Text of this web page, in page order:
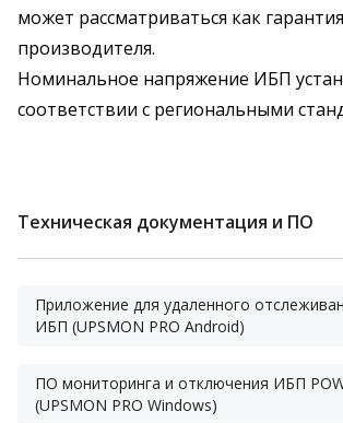
может рассматриваться как гарантия
производителя.
Номинальное напряжение ИБП
соответствии с региональными
Техническая документация и ПО
Приложение для удаленного
ИБП (UPSMON PRO Android)
ПО мониторинга и отключения ИБП
(UPSMON PRO Windows)